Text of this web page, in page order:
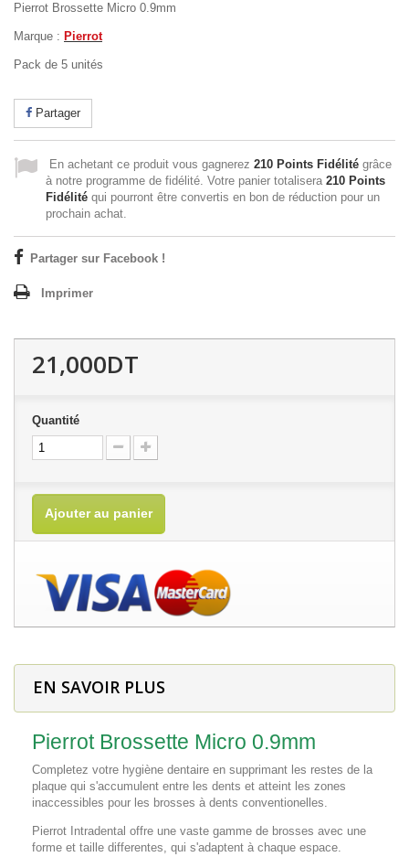
Pierrot Brossette Micro 0.9mm
Marque : Pierrot
Pack de 5 unités
Partager
En achetant ce produit vous gagnerez 210 Points Fidélité grâce
à notre programme de fidélité. Votre panier totalisera 210 Points
Fidélité qui pourront être convertis en bon de réduction pour un
prochain achat.
Partager sur Facebook !
Imprimer
21,000DT
Quantité
Ajouter au panier
EN SAVOIR PLUS
Pierrot Brossette Micro 0.9mm
Completez votre hygiène dentaire en supprimant les restes de la
plaque qui s'accumulent entre les dents et atteint les zones
inaccessibles pour les brosses à dents conventionelles.
Pierrot Intradental offre une vaste gamme de brosses avec une
forme et taille differentes, qui s'adaptent à chaque espace.